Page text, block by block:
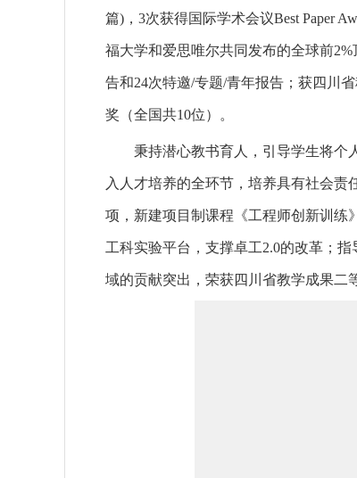
篇)，3次获得国际学术会议Best Paper
福大学和爱思唯尔共同发布的全球前
告和24次特邀/专题/青年报告；获四川
奖（全国共10位）。
秉持潜心教书育人，引导学生将个
入人才培养的全环节，培养具有社会责
项，新建项目制课程《工程师创新训练
工科实验平台，支撑卓工2.0的改革；
域的贡献突出，荣获四川省教学成果二